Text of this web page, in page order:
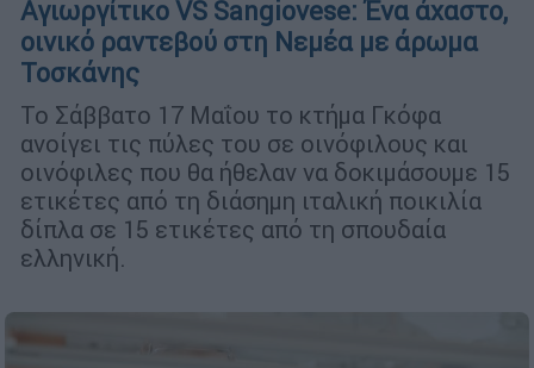
Αγιωργίτικο VS Sangiovese: Ένα άχαστο,
οινικό ραντεβού στη Νεμέα με άρωμα
Τοσκάνης
Το Σάββατο 17 Μαΐου το κτήμα Γκόφα
ανοίγει τις πύλες του σε οινόφιλους και
οινόφιλες που θα ήθελαν να δοκιμάσουμε 15
ετικέτες από τη διάσημη ιταλική ποικιλία
δίπλα σε 15 ετικέτες από τη σπουδαία
ελληνική.